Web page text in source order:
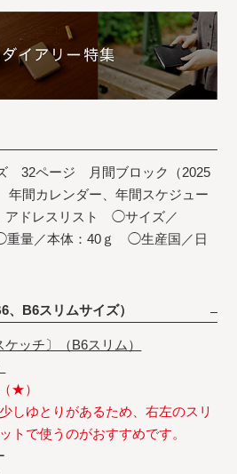
32ページ 月間ブロック（2025
間カレンダー、年間スケジュー
アドレスリスト ◯サイズ／
重量／本体：40ｇ ◯生産国／日
、B6スリムサイズ）
ッチ〕（B6スリム）
（★）
しゆとりがあるため、右左のスリ
トで使うのがおすすめです。